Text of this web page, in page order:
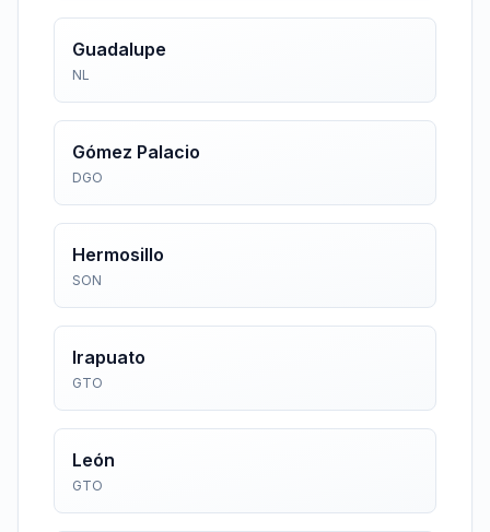
Guadalupe
NL
Gómez Palacio
DGO
Hermosillo
SON
Irapuato
GTO
León
GTO